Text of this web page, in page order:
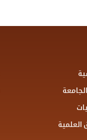
العلمية